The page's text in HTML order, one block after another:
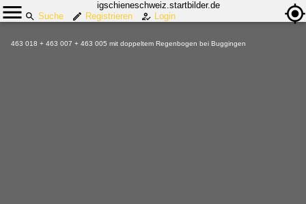
igschieneschweiz.startbilder.de
Suche
Registrieren Login
463 018 + 463 007 + 463 005 mit doppeltem Regenbogen bei Buggingen